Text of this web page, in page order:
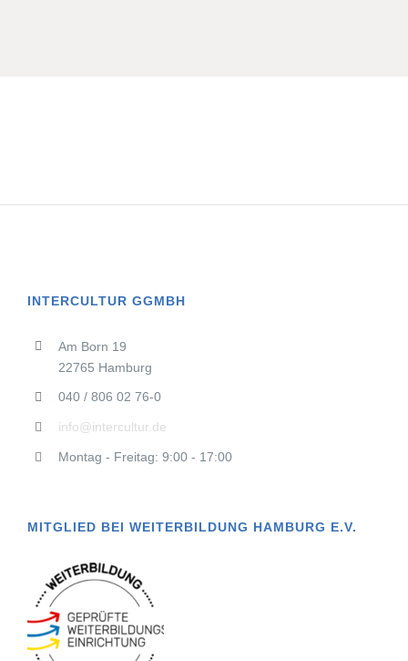
INTERCULTUR GGMBH
Am Born 19
22765 Hamburg
040 / 806 02 76-0
info@intercultur.de
Montag - Freitag: 9:00 - 17:00
MITGLIED BEI WEITERBILDUNG HAMBURG E.V.